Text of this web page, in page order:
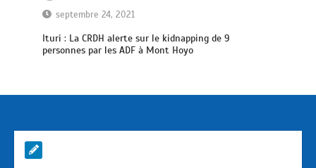
septembre 24, 2021
Ituri : La CRDH alerte sur le kidnapping de 9
personnes par les ADF à Mont Hoyo